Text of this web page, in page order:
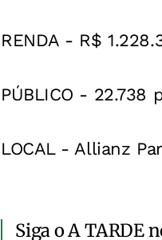
RENDA - R$
PÚBLICO - 22.738
LOCAL - Allianz
Siga o A TARDE